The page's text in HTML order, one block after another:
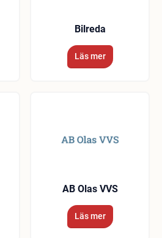
Bilreda
Läs mer
AB Olas VVS
Läs mer